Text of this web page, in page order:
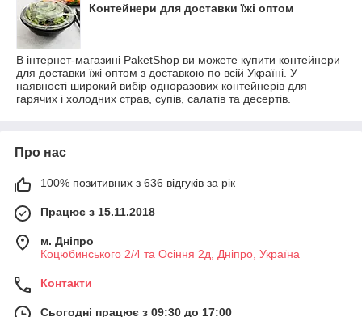
Контейнери для доставки їжі оптом
В інтернет-магазині PaketShop ви можете купити контейнери
для доставки їжі оптом з доставкою по всій Україні. У
наявності широкий вибір одноразових контейнерів для
гарячих і холодних страв, супів, салатів та десертів.
Про нас
100% позитивних з 636 відгуків за рік
Працює з 15.11.2018
м. Дніпро
Коцюбинського 2/4 та Осіння 2д, Дніпро, Україна
Контакти
Сьогодні працює з 09:30 до 17:00